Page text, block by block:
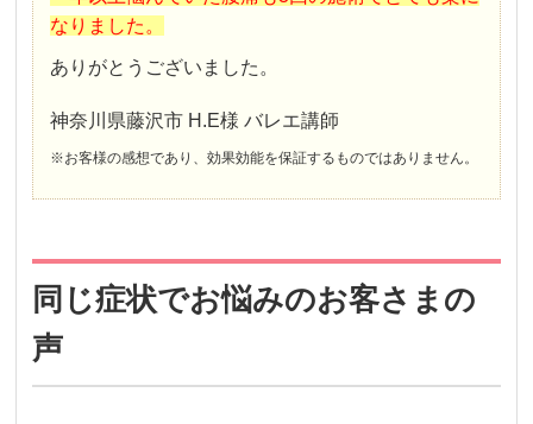
なりました。
ありがとうございました。
神奈川県藤沢市 H.E様 バレエ講師
※お客様の感想であり、効果効能を保証するものではありません。
同じ症状でお悩みのお客さまの
声